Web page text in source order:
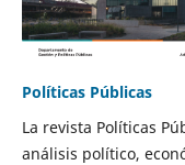
Políticas Públicas
La revista Políticas
análisis político,